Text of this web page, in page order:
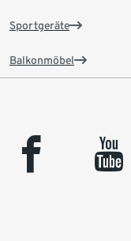
Sportgeräte
Balkonmöbel
facebook youtube